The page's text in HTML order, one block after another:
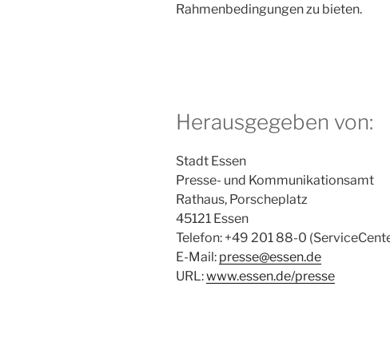
Rahmenbedingungen zu bieten.
Herausgegeben von:
Stadt Essen
Presse- und Kommunikationsamt
Rathaus, Porscheplatz
45121 Essen
Telefon: +49 201 88-0
E-Mail: presse@essen.de
URL:www.essen.de/presse